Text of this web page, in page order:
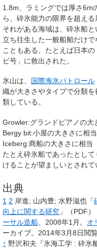
1.8m、ラミングでは厚さ6m
ら、砕氷能力の限界を超え
それがある海域は、砕氷船
立ち往生した一般船舶だけ
こともある。たとえば日本
ビ号」に救出された。
氷山は、 国際海氷パトロール
織が大きさやタイプで分類
類している。
Growler:グランドピアノの大
Bergy bit:小屋の大きさに相当
Iceberg:商船の大きさに相当
たとえ砕氷船であったとし
けることが望ましいとされて
出典
1 2 岸進; 山内豊; 水野滋也「
向上に関する研究 」（PDF
ーサル造船 、2008年1月。 オ
ーカイブ。 2014年3月8日閲
↑ 野沢和夫『氷海工学 : 砕氷